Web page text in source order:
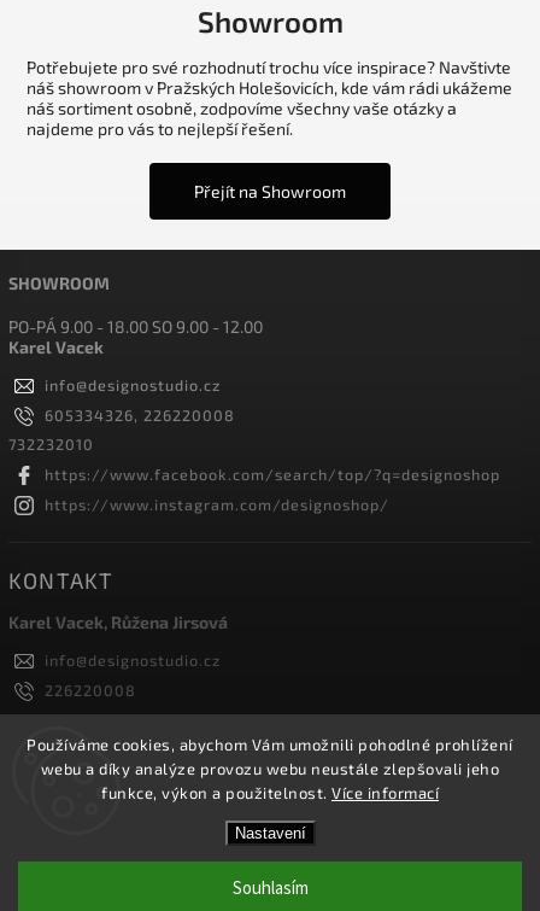
Používáme cookies, abychom Vám umožnili pohodlné prohlížení
webu a díky analýze provozu webu neustále zlepšovali jeho
funkce, výkon a použitelnost. Více informací
Nastavení
Souhlasím
Showroom
Potřebujete pro své rozhodnutí trochu více inspirace? Navštivte
náš showroom v Pražských Holešovicích, kde vám rádi ukážeme
náš sortiment osobně, zodpovíme všechny vaše otázky a
najdeme pro vás to nejlepší řešení.
Přejít na Showroom
SHOWROOM
PO-PÁ 9.00 - 18.00 SO 9.00 - 12.00
Karel Vacek
info@designostudio.cz
605334326, 226220008
732232010
https://www.facebook.com/search/top/?q=designoshop
https://www.instagram.com/designoshop/
KONTAKT
Karel Vacek, Růžena Jirsová
info@designostudio.cz
226220008
605334326, 732232010
Designoshop
designoshop
Designoshop. Všechna práva vyhrazena.